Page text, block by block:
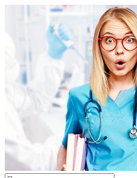
содержимому
портала
ответами